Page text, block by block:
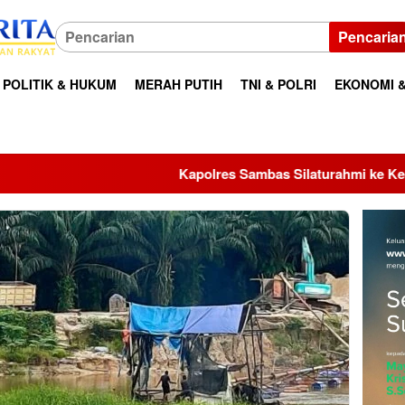
POLITIK & HUKUM MERAH PUTIH TNI & POLRI EKONOMI
Kapolres Sambas Silaturahmi ke Keraton